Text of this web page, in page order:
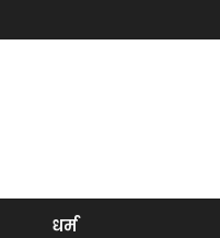
धर्म